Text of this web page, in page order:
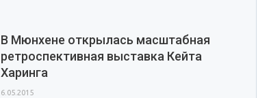
В Мюнхене открылась масштабная
ретроспективная выставка Кейта
Харинга
6.05.2015